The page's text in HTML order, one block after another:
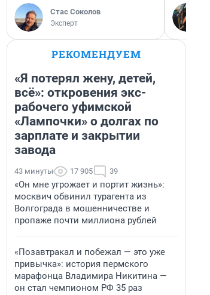
Стас Соколов
Эксперт
РЕКОМЕНДУЕМ
«Я потерял жену, детей,
всё»: откровения экс-
рабочего уфимской
«Лампочки» о долгах по
зарплате и закрытии
завода
43 минуты 17 905 39
«Он мне угрожает и портит жизнь»:
москвич обвинил турагента из
Волгограда в мошенничестве и
пропаже почти миллиона рублей
«Позавтракал и побежал — это уже
привычка»: история пермского
марафонца Владимира Никитина —
он стал чемпионом РФ 35 раз